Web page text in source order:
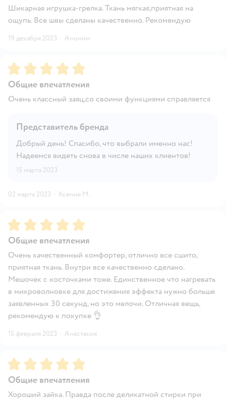
Шикарная игрушка-грелка. Ткань мягкая,приятная на
ощупь. Все швы сделаны качественно. Рекомендую
19 декабря 2023 · Аноним
Рейтинг:5
Общие впечатления
Очень классный заяц,со своими функциями справляется
Представитель бренда
Добрый день! Спасибо, что выбрали именно нас!
Надеемся видеть снова в числе наших клиентов!
15 марта 2023
02 марта 2023 · Ксения М.
Рейтинг:5
Общие впечатления
Очень качественный комфортер, отлично все сшито,
приятная ткань. Внутри все качественно сделано.
Мешочек с косточками тоже. Единственное что нагревать
в микроволновке для достижения эффекта нужно больше
заявленных 30 секунд, но это мелочи. Отличная вещь,
рекомендую к покупке 👌
15 февраля 2023 · Анастасия
Рейтинг:5
Общие впечатления
Хороший зайка. Правда после деликатной стирки при